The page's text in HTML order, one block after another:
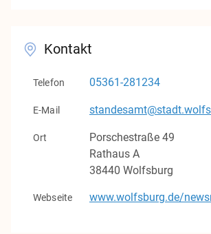
v1.0.0 Kontakt
Telefon 05361-281234
E-Mail
Ort Porschestraße 49
Rathaus A
38440 Wolfsburg
Webseite